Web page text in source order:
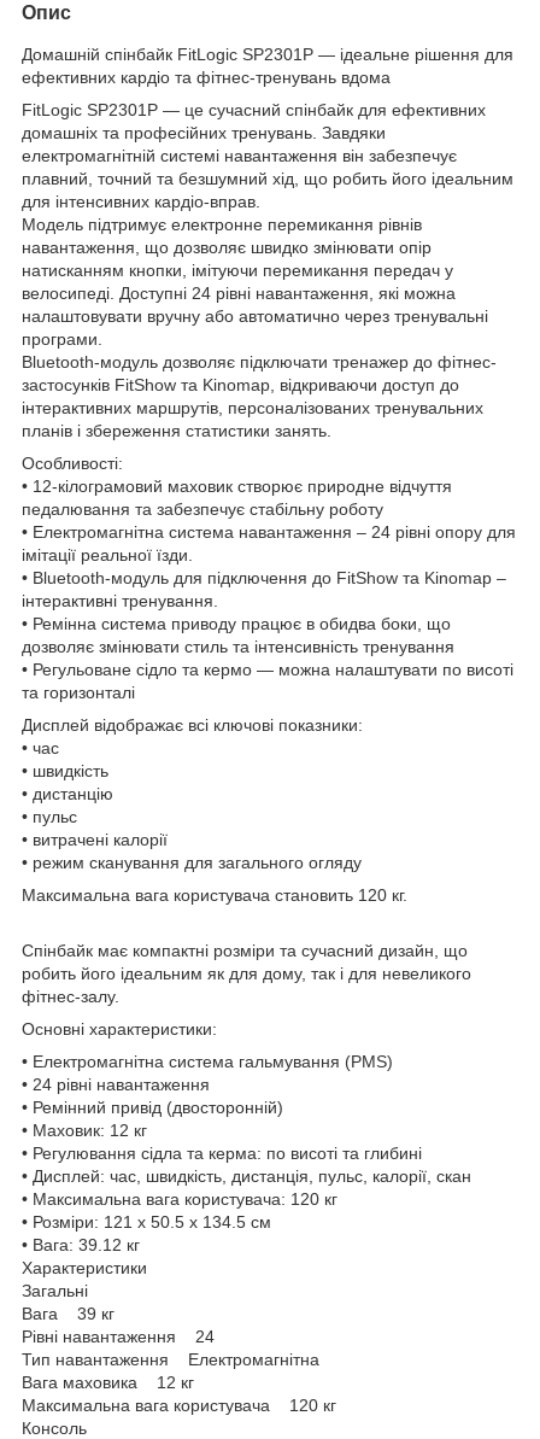
Опис
Домашній спінбайк FitLogic SP2301P — ідеальне рішення для
ефективних кардіо та фітнес-тренувань вдома
FitLogic SP2301P — це сучасний спінбайк для ефективних
домашніх та професійних тренувань. Завдяки
електромагнітній системі навантаження він забезпечує
плавний, точний та безшумний хід, що робить його ідеальним
для інтенсивних кардіо-вправ.
Модель підтримує електронне перемикання рівнів
навантаження, що дозволяє швидко змінювати опір
натисканням кнопки, імітуючи перемикання передач у
велосипеді. Доступні 24 рівні навантаження, які можна
налаштовувати вручну або автоматично через тренувальні
програми.
Bluetooth-модуль дозволяє підключати тренажер до фітнес-
застосунків FitShow та Kinomap, відкриваючи доступ до
інтерактивних маршрутів, персоналізованих тренувальних
планів і збереження статистики занять.
Особливості:
• 12-кілограмовий маховик створює природне відчуття
педалювання та забезпечує стабільну роботу
• Електромагнітна система навантаження – 24 рівні опору для
імітації реальної їзди.
• Bluetooth-модуль для підключення до FitShow та Kinomap –
інтерактивні тренування.
• Ремінна система приводу працює в обидва боки, що
дозволяє змінювати стиль та інтенсивність тренування
• Регульоване сідло та кермо — можна налаштувати по висоті
та горизонталі
Дисплей відображає всі ключові показники:
• час
• швидкість
• дистанцію
• пульс
• витрачені калорії
• режим сканування для загального огляду
Максимальна вага користувача становить 120 кг.
Спінбайк має компактні розміри та сучасний дизайн, що
робить його ідеальним як для дому, так і для невеликого
фітнес-залу.
Основні характеристики:
• Електромагнітна система гальмування (PMS)
• 24 рівні навантаження
• Ремінний привід (двосторонній)
• Маховик: 12 кг
• Регулювання сідла та керма: по висоті та глибині
• Дисплей: час, швидкість, дистанція, пульс, калорії, скан
• Максимальна вага користувача: 120 кг
• Розміри: 121 x 50.5 x 134.5 см
• Вага: 39.12 кг
Характеристики
Загальні
Вага 39 кг
Рівні навантаження 24
Тип навантаження Електромагнітна
Вага маховика 12 кг
Максимальна вага користувача 120 кг
Консоль